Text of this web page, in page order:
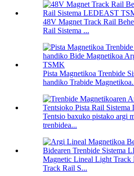
48V Magnet Track Rail
Rail Sistema ...
Pista Magnetikoa Trenbide
handiko Trabide
Tentsio baxuko pistako argi
trenbidea...
Magnetic Lineal Light Track
Track Rail S...